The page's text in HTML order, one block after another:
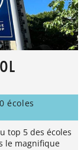
écoles
top 5 des écoles
le magnifique